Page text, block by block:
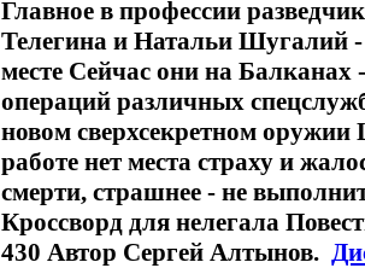
Главное в профессии
Телегина и Натальи Шугалий
месте Сейчас они на
операций различных
новом сверхсекретном
работе нет места страху и
смерти, страшнее - не
Кроссворд для нелегала
430 Автор Сергей Алтынов.